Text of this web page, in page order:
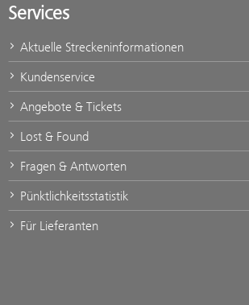
Services
Aktuelle Streckeninformationen
Kundenservice
Angebote & Tickets
Lost & Found
Fragen & Antworten
Pünktlichkeitsstatistik
Für Lieferanten